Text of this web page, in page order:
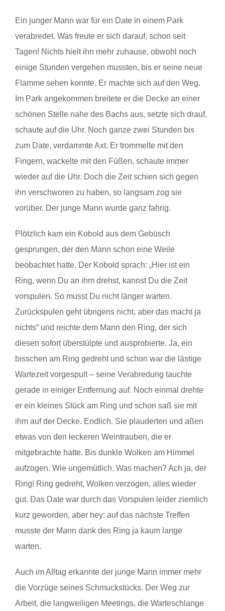
Ein junger Mann war für ein Date in einem Park
verabredet. Was freute er sich darauf, schon seit
Tagen! Nichts hielt ihn mehr zuhause, obwohl noch
einige Stunden vergehen mussten, bis er seine neue
Flamme sehen konnte. Er machte sich auf den Weg.
Im Park angekommen breitete er die Decke an einer
schönen Stelle nahe des Bachs aus, setzte sich drauf,
schaute auf die Uhr. Noch ganze zwei Stunden bis
zum Date, verdammte Axt. Er trommelte mit den
Fingern, wackelte mit den Füßen, schaute immer
wieder auf die Uhr. Doch die Zeit schien sich gegen
ihn verschworen zu haben, so langsam zog sie
vorüber. Der junge Mann wurde ganz fahrig.
Plötzlich kam ein Kobold aus dem Gebüsch
gesprungen, der den Mann schon eine Weile
beobachtet hatte. Der Kobold sprach: „Hier ist ein
Ring, wenn Du an ihm drehst, kannst Du die Zeit
vorspulen. So musst Du nicht länger warten.
Zurückspulen geht übrigens nicht, aber das macht ja
nichts“ und reichte dem Mann den Ring, der sich
diesen sofort überstülpte und ausprobierte. Ja, ein
bisschen am Ring gedreht und schon war die lästige
Wartezeit vorgespult – seine Verabredung tauchte
gerade in einiger Entfernung auf. Noch einmal drehte
er ein kleines Stück am Ring und schon saß sie mit
ihm auf der Decke. Endlich. Sie plauderten und aßen
etwas von den leckeren Weintrauben, die er
mitgebrachte hatte. Bis dunkle Wolken am Himmel
aufzogen. Wie ungemütlich. Was machen? Ach ja, der
Ring! Ring gedreht, Wolken verzogen, alles wieder
gut. Das Date war durch das Vorspulen leider ziemlich
kurz geworden, aber hey: auf das nächste Treffen
musste der Mann dank des Ring ja kaum lange
warten.
Auch im Alltag erkannte der junge Mann immer mehr
die Vorzüge seines Schmuckstücks. Der Weg zur
Arbeit, die langweiligen Meetings, die Warteschlange